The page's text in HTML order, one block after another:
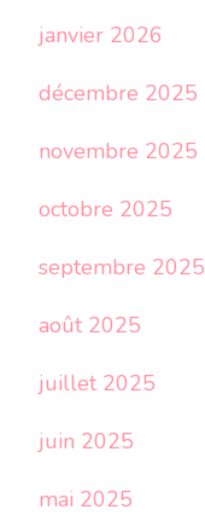
janvier 2026
décembre 2025
novembre 2025
octobre 2025
septembre 2025
août 2025
juillet 2025
juin 2025
mai 2025